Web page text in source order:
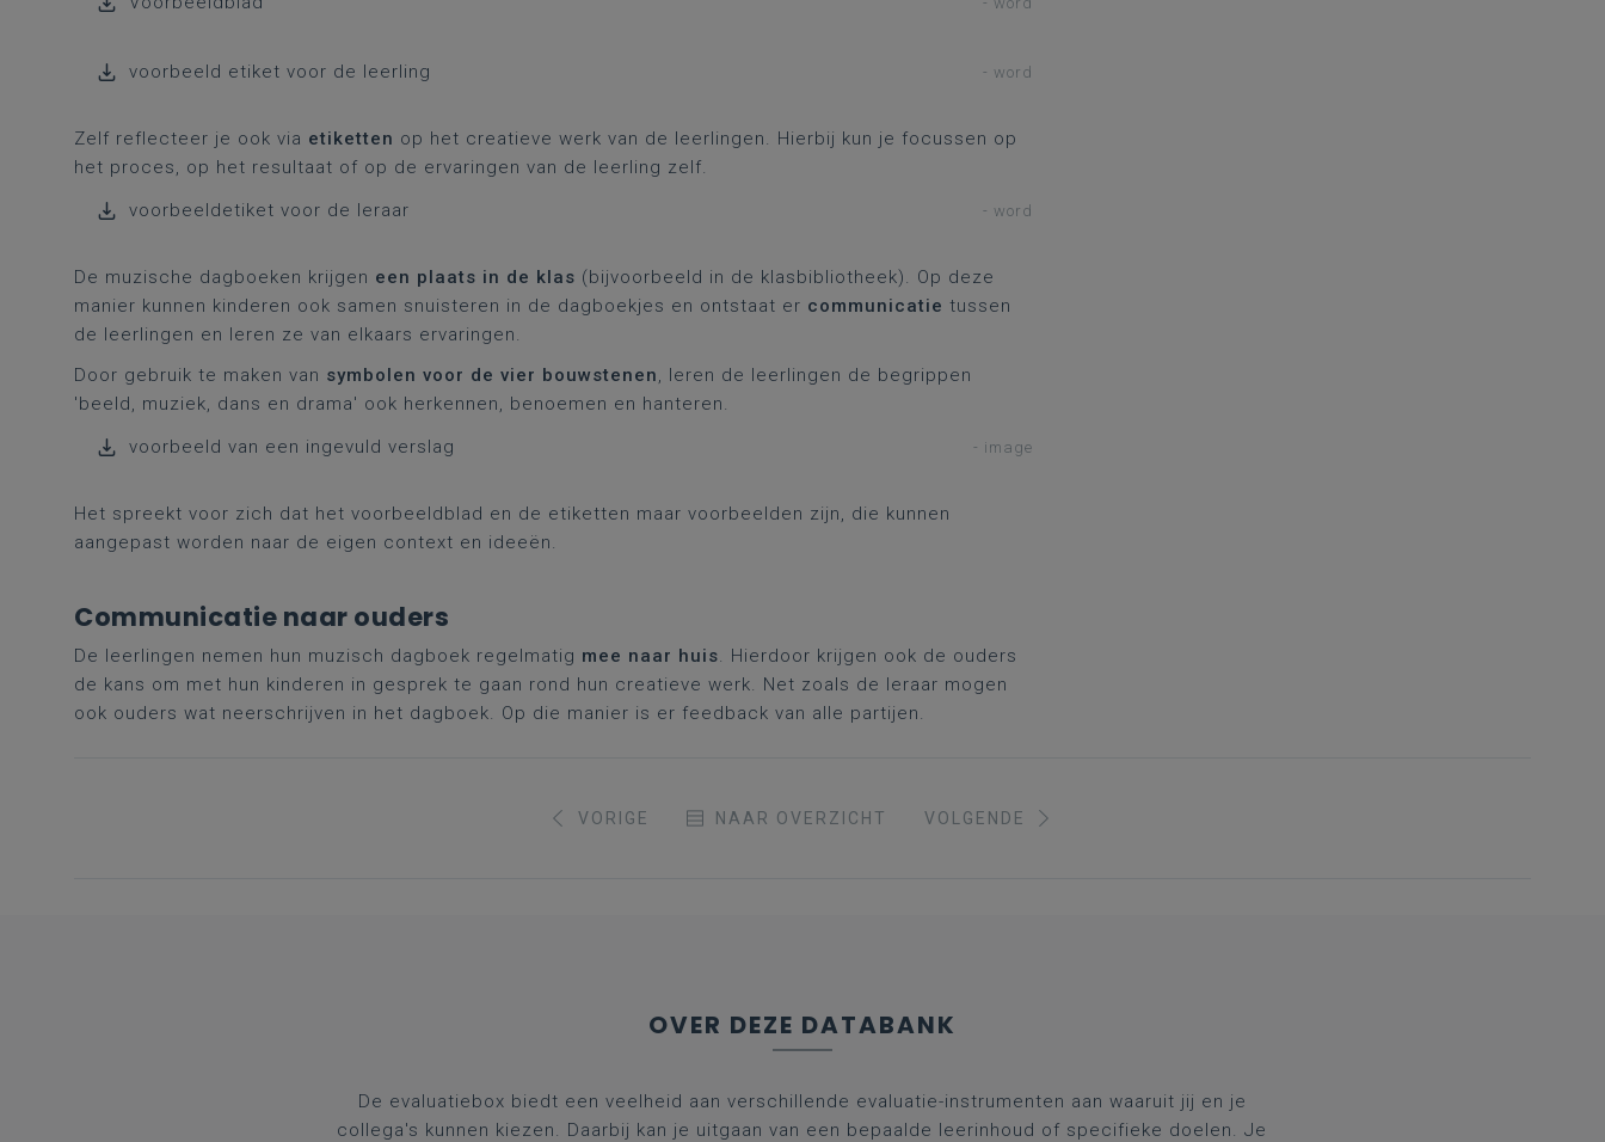
voorbeeld etiket voor de leerling - word
Zelf reflecteer je ook via etiketten op het creatieve werk van de leerlingen. Hierbij kun je focussen op
het proces, op het resultaat of op de ervaringen van de leerling zelf.
voorbeeldetiket voor de leraar
- word
De muzische dagboeken krijgen een plaats in de klas (bijvoorbeeld in de klasbibliotheek). Op deze
manier kunnen kinderen ook samen snuisteren in de dagboekjes en ontstaat er communicatie tussen
de leerlingen en leren ze van elkaars ervaringen.
Door gebruik te maken van symbolen voor de vier bouwstenen, leren de leerlingen de begrippen
'beeld, muziek, dans en drama' ook herkennen, benoemen en hanteren.
voorbeeld van een ingevuld verslag
- image
Het spreekt voor zich dat het voorbeeldblad en de etiketten maar voorbeelden zijn, die kunnen
aangepast worden naar de eigen context en ideeën.
Communicatie naar ouders
De leerlingen nemen hun muzisch dagboek regelmatig mee naar huis. Hierdoor krijgen ook de ouders
de kans om met hun kinderen in gesprek te gaan rond hun creatieve werk. Net zoals de leraar mogen
ook ouders wat neerschrijven in het dagboek. Op die manier is er feedback van alle partijen.
VORIGE NAAR OVERZICHT VOLGENDE
OVER DEZE DATABANK
De evaluatiebox biedt een veelheid aan verschillende evaluatie-instrumenten aan waaruit jij en je
collega's kunnen kiezen. Daarbij kan je uitgaan van een bepaalde leerinhoud of specifieke doelen. Je